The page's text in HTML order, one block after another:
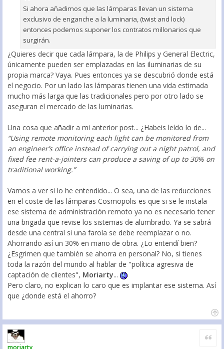
Si ahora añadimos que las lámparas llevan un sistema
exclusivo de enganche a la luminaria, (twist and lock)
entonces podemos suponer los contratos millonarios que
surgirán.
¿Quieres decir que cada lámpara, la de Philips y General Electric,
únicamente pueden ser emplazadas en las iluminarias de su
propia marca? Vaya. Pues entonces ya se descubrió donde está
el negocio. Por un lado las lámparas tienen una vida estimada
mucho más larga que las tradicionales pero por otro lado se
aseguran el mercado de las luminarias.
Una cosa que añadir a mi anterior post... ¿Habeis leído lo de...
“Using remote monitoring each light can be monitored from
an engineer’s office instead of carrying out a night patrol, and
fixed fee rent-a-jointers can produce a saving of up to 30% on
traditional working.”
Vamos a ver si lo he entendido... O sea, una de las reducciones
en el coste de las lámparas Cosmopolis es que si se le instala
ese sistema de administración remoto ya no es necesario tener
una brigada que revise los sistemas de alumbrado. Ya se sabrá
desde una central si una farola se debe reemplazar o no.
Ahorrando así un 30% en mano de obra. ¿Lo entendí bien?
¿Esgrimen que también se ahorra en personal? No, si tienes
toda la razón del mundo al hablar de "política agresiva de
captación de clientes", Moriarty...
Pero claro, no explican lo caro que es implantar ese sistema. Así
que ¿donde está el ahorro?
Citar